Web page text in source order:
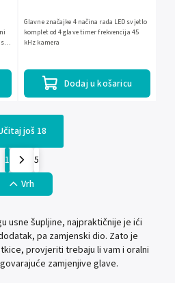
3
Dodaj u košaricu
Glavne značajke 4 načina rada LED svjetlo
komplet od 4 glave timer frekvencija 45
kHz kamera
još 18
1
5
Vrh
usne šupljine, najpraktičnije je ići
pa zamjenski dio. Zato je
provjeriti trebaju li vam i oralni
zamjenjive glave.